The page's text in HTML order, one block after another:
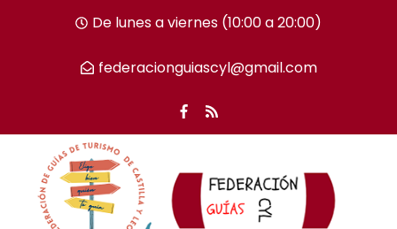
tecla
De lunes a viernes (10:00 a 20:00)
federacionguiascyl@gmail.com